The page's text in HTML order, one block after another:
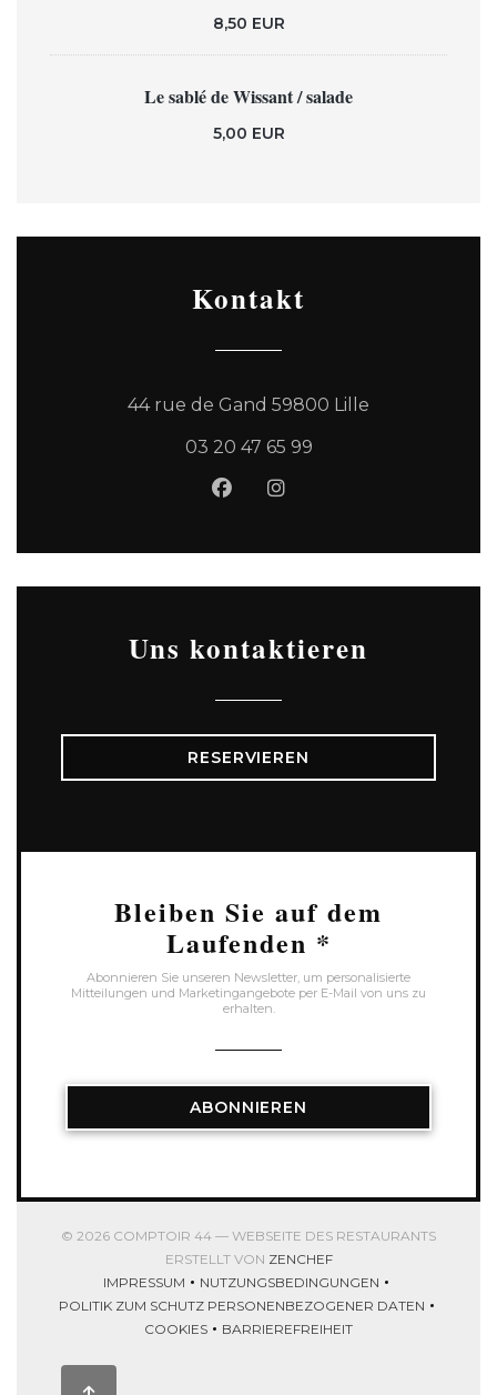
8,50 EUR
Le sablé de Wissant / salade
5,00 EUR
Kontakt
44 rue de Gand 59800 Lille
03 20 47 65 99
Facebook ((öffnet ein
Instagram ((öffnet ein
Uns kontaktieren
RESERVIEREN
Bleiben Sie auf dem
Laufenden *
Abonnieren Sie unseren Newsletter, um personalisierte
Mitteilungen und Marketingangebote per E-Mail von uns zu
erhalten.
ABONNIEREN
© 2026 COMPTOIR 44 — WEBSEITE DES RESTAURANTS
ERSTELLT VON ZENCHEF((ÖFFNET EIN NEUES
IMPRESSUM
((ÖFFNET EIN NEUES FENSTER))
NUTZUNGSBEDINGUNGEN
((ÖFFNET EIN NEUES
POLITIK ZUM SCHUTZ PERSONENBEZOGENER DATEN
((ÖFFNET EIN NEUES FENSTER))
COOKIES
((ÖFFNET EIN NEUES FENSTER))
BARRIEREFREIHEIT
((ÖFFNET EIN NEUES FENSTER))